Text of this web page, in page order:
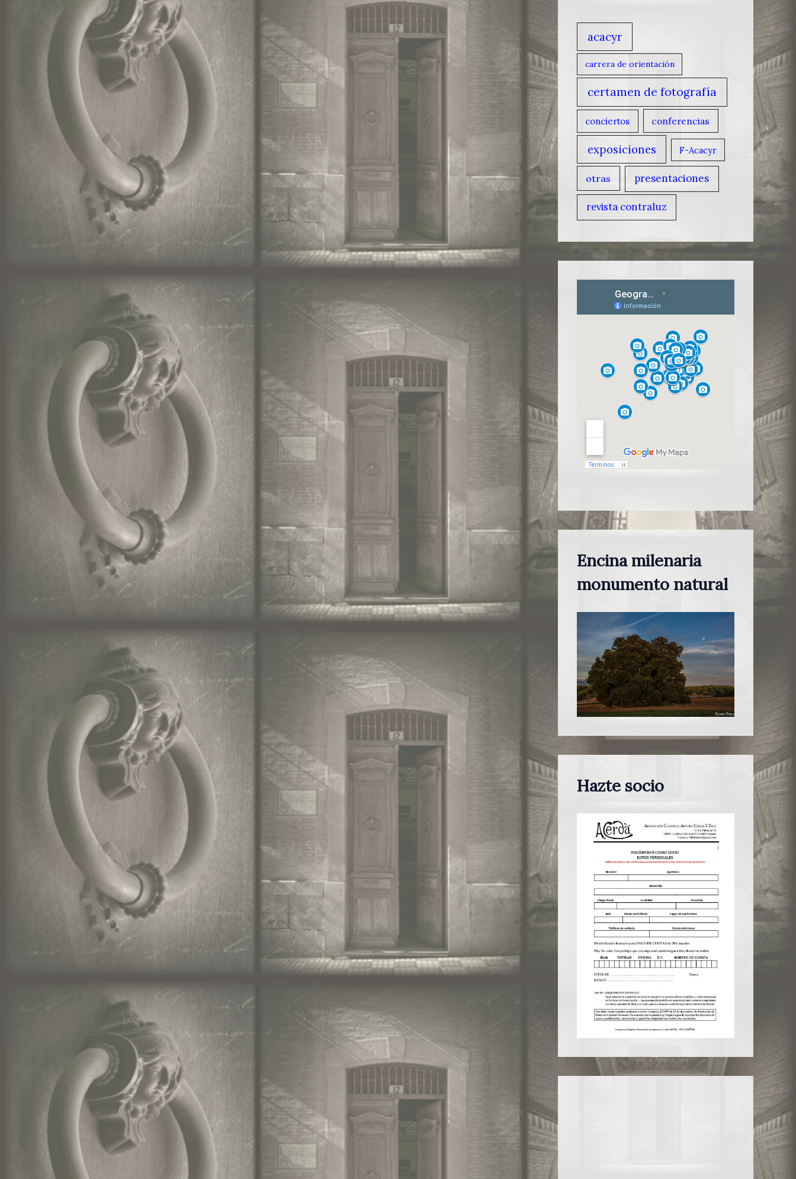
acacyr
carrera de orientación
certamen de fotografía
conciertos conferencias
exposiciones F-Acacyr
otras presentaciones
revista contraluz
Encina milenaria
monumento natural
Hazte socio